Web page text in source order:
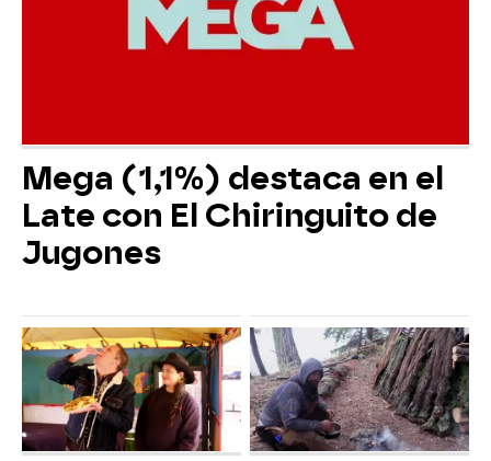
Mega (1,1%) destaca en el
Late con El Chiringuito de
Jugones